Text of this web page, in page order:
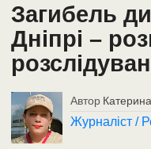
Загибель
Дніпрі –
Автор
Журналіст /